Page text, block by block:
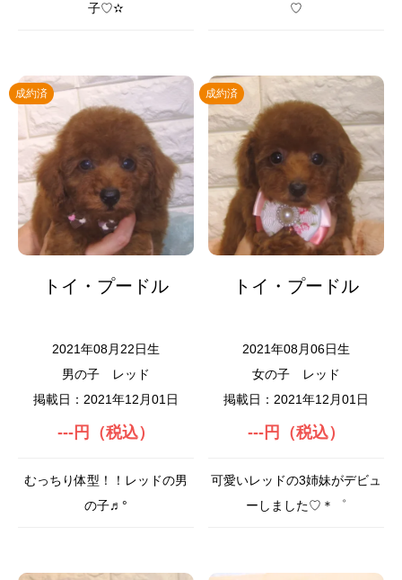
子♡✫
♡
成約済
トイ・プードル
2021年08月22日生
男の子
レッド
掲載日：2021年12月01日
---円（税込）
むっちり体型！！レッドの男
の子♬°
成約済
トイ・プードル
2021年08月06日生
女の子
レッド
掲載日：2021年12月01日
---円（税込）
可愛いレッドの3姉妹がデビュ
ーしました♡＊゜